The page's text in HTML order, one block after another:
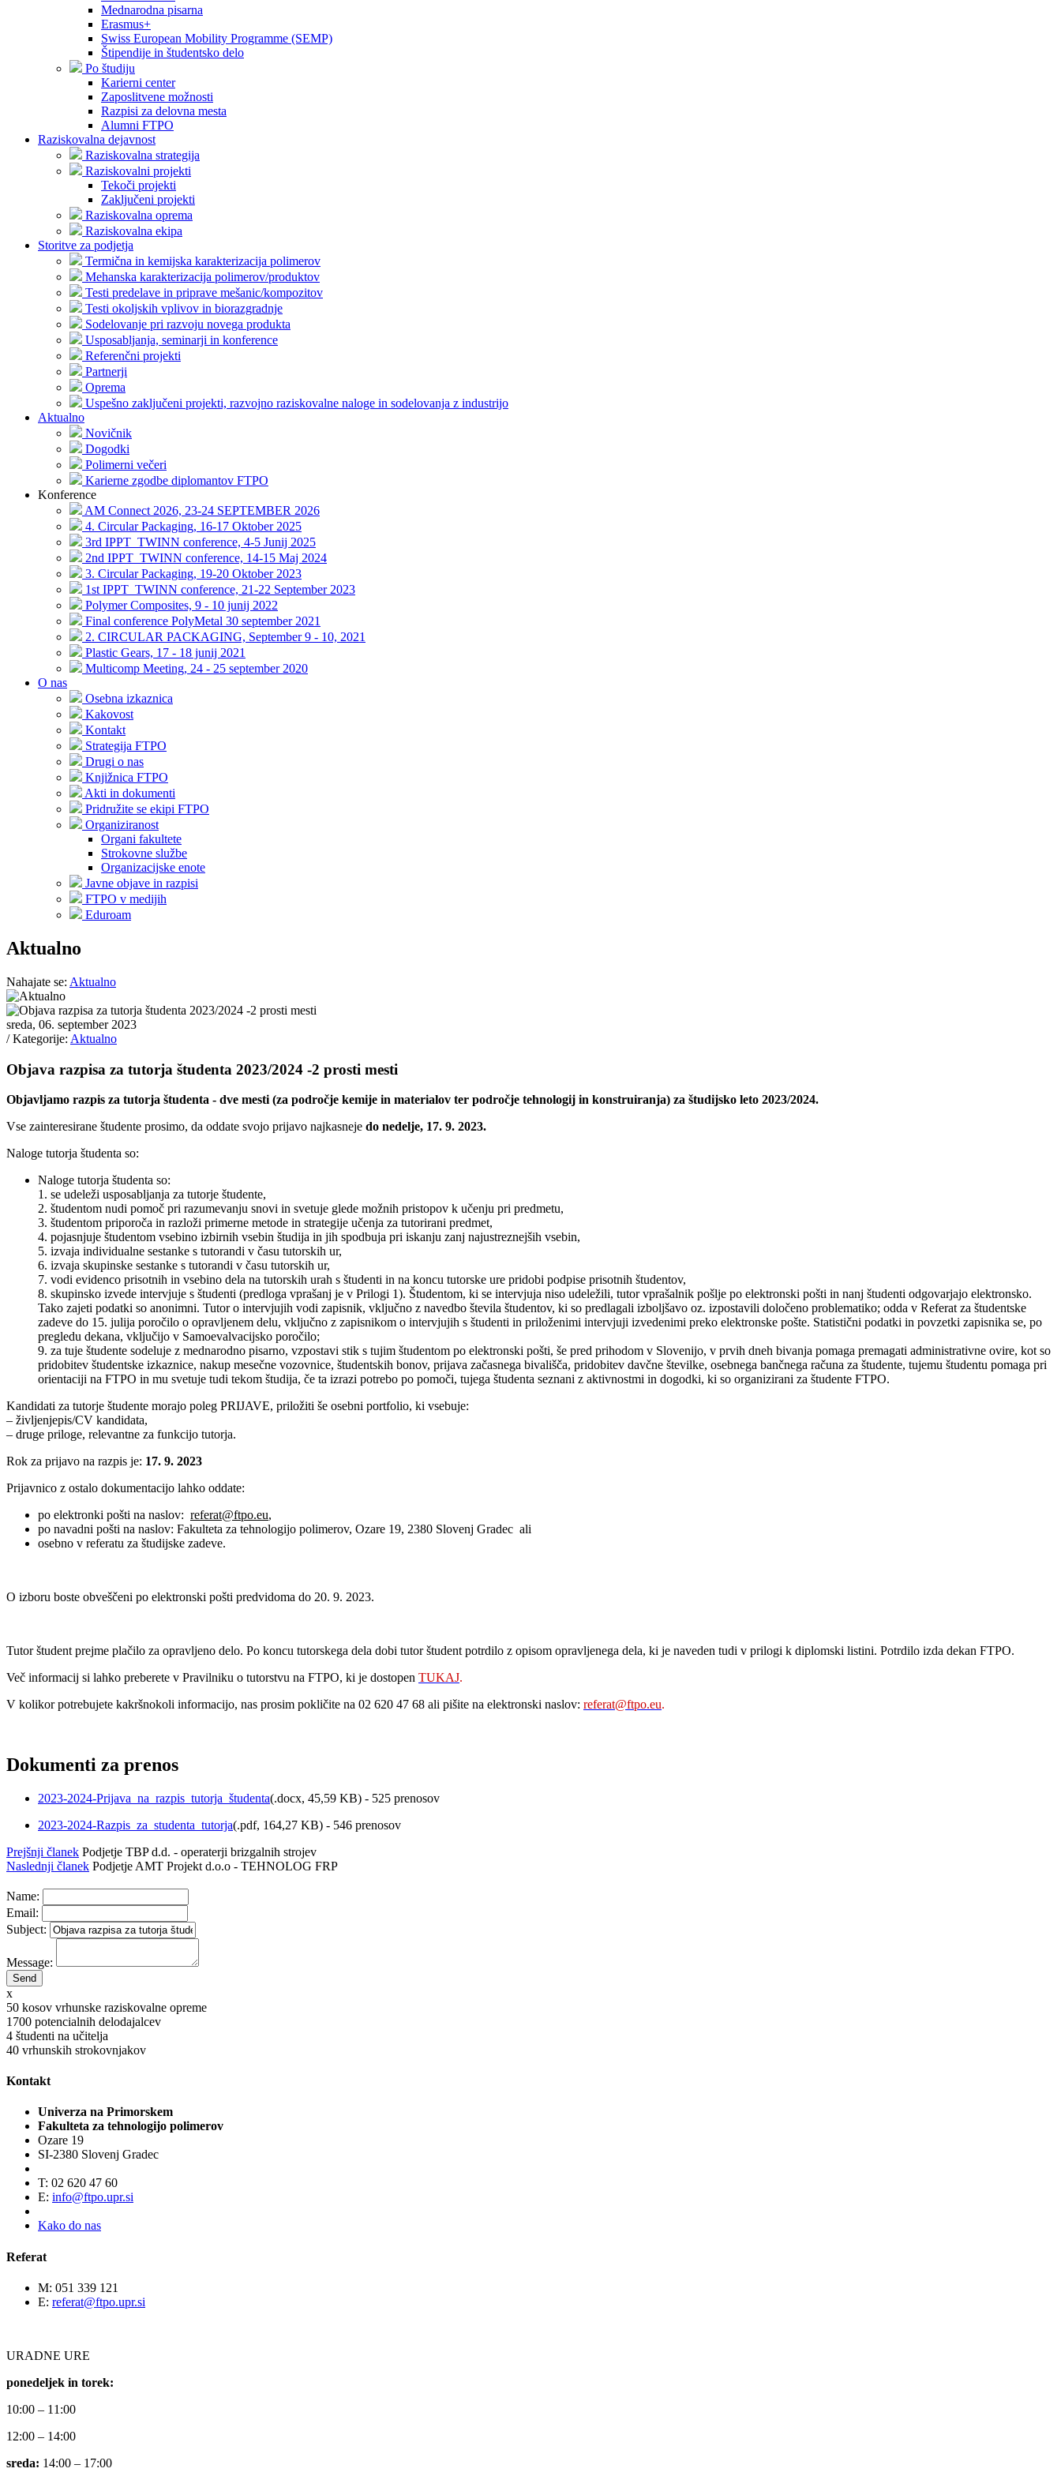
Mednarodna pisarna
Erasmus+
Swiss European Mobility Programme (SEMP)
Štipendije in študentsko delo
Po študiju
Karierni center
Zaposlitvene možnosti
Razpisi za delovna mesta
Alumni FTPO
Raziskovalna dejavnost
Raziskovalna strategija
Raziskovalni projekti
Tekoči projekti
Zaključeni projekti
Raziskovalna oprema
Raziskovalna ekipa
Storitve za podjetja
Termična in kemijska karakterizacija polimerov
Mehanska karakterizacija polimerov/produktov
Testi predelave in priprave mešanic/kompozitov
Testi okoljskih vplivov in biorazgradnje
Sodelovanje pri razvoju novega produkta
Usposabljanja, seminarji in konference
Referenčni projekti
Partnerji
Oprema
Uspešno zaključeni projekti, razvojno raziskovalne naloge in sodelovanja z industrijo
Aktualno
Novičnik
Dogodki
Polimerni večeri
Karierne zgodbe diplomantov FTPO
Konference
AM Connect 2026, 23-24 SEPTEMBER 2026
4. Circular Packaging, 16-17 Oktober 2025
3rd IPPT_TWINN conference, 4-5 Junij 2025
2nd IPPT_TWINN conference, 14-15 Maj 2024
3. Circular Packaging, 19-20 Oktober 2023
1st IPPT_TWINN conference, 21-22 September 2023
Polymer Composites, 9 - 10 junij 2022
Final conference PolyMetal 30 september 2021
2. CIRCULAR PACKAGING, September 9 - 10, 2021
Plastic Gears, 17 - 18 junij 2021
Multicomp Meeting, 24 - 25 september 2020
O nas
Osebna izkaznica
Kakovost
Kontakt
Strategija FTPO
Drugi o nas
Knjižnica FTPO
Akti in dokumenti
Pridružite se ekipi FTPO
Organiziranost
Organi fakultete
Strokovne službe
Organizacijske enote
Javne objave in razpisi
FTPO v medijih
Eduroam
Aktualno
Nahajate se: Aktualno
sreda, 06. september 2023
/ Kategorije: Aktualno
Objava razpisa za tutorja študenta 2023/2024 -2 prosti mesti
Objavljamo razpis za tutorja študenta - dve mesti (za področje kemije in materialov ter področje tehnologij in konstruiranja) za študijsko leto 2023/2024.
Vse zainteresirane študente prosimo, da oddate svojo prijavo najkasneje do nedelje, 17. 9. 2023.
Naloge tutorja študenta so:
Naloge tutorja študenta so:
1. se udeleži usposabljanja za tutorje študente,
2. študentom nudi pomoč pri razumevanju snovi in svetuje glede možnih pristopov k učenju pri predmetu,
3. študentom priporoča in razloži primerne metode in strategije učenja za tutorirani predmet,
4. pojasnjuje študentom vsebino izbirnih vsebin študija in jih spodbuja pri iskanju zanj najustreznejših vsebin,
5. izvaja individualne sestanke s tutorandi v času tutorskih ur,
6. izvaja skupinske sestanke s tutorandi v času tutorskih ur,
7. vodi evidenco prisotnih in vsebino dela na tutorskih urah s študenti in na koncu tutorske ure pridobi podpise prisotnih študentov,
8. skupinsko izvede intervjuje s študenti (predloga vprašanj je v Prilogi 1). Študentom, ki se intervjuja niso udeležili, tutor vprašalnik pošlje po elektronski pošti in nanj študenti odgovarjajo elektronsko.
Tako zajeti podatki so anonimni. Tutor o intervjujih vodi zapisnik, vključno z navedbo števila študentov, ki so predlagali izboljšavo oz. izpostavili določeno problematiko; odda v Referat za študentske
zadeve do 15. julija poročilo o opravljenem delu, vključno z zapisnikom o intervjujih s študenti in priloženimi intervjuji izvedenimi preko elektronske pošte. Statistični podatki in povzetki zapisnika se, po
pregledu dekana, vključijo v Samoevalvacijsko poročilo;
9. za tuje študente sodeluje z mednarodno pisarno, vzpostavi stik s tujim študentom po elektronski pošti, še pred prihodom v Slovenijo, v prvih dneh bivanja pomaga premagati administrativne ovire, kot so
pridobitev študentske izkaznice, nakup mesečne vozovnice, študentskih bonov, prijava začasnega bivališča, pridobitev davčne številke, osebnega bančnega računa za študente, tujemu študentu pomaga pri
orientaciji na FTPO in mu svetuje tudi tekom študija, če ta izrazi potrebo po pomoči, tujega študenta seznani z aktivnostmi in dogodki, ki so organizirani za študente FTPO.
Kandidati za tutorje študente morajo poleg PRIJAVE, priložiti še osebni portfolio, ki vsebuje:
– življenjepis/CV kandidata,
– druge priloge, relevantne za funkcijo tutorja.
Rok za prijavo na razpis je: 17. 9. 2023
Prijavnico z ostalo dokumentacijo lahko oddate:
po elektronki pošti na naslov: referat@ftpo.eu,
po navadni pošti na naslov: Fakulteta za tehnologijo polimerov, Ozare 19, 2380 Slovenj Gradec ali
osebno v referatu za študijske zadeve.
O izboru boste obveščeni po elektronski pošti predvidoma do 20. 9. 2023.
Tutor študent prejme plačilo za opravljeno delo. Po koncu tutorskega dela dobi tutor študent potrdilo z opisom opravljenega dela, ki je naveden tudi v prilogi k diplomski listini. Potrdilo izda dekan FTPO.
Več informacij si lahko preberete v Pravilniku o tutorstvu na FTPO, ki je dostopen TUKAJ.
V kolikor potrebujete kakršnokoli informacijo, nas prosim pokličite na 02 620 47 68 ali pišite na elektronski naslov: referat@ftpo.eu.
Dokumenti za prenos
2023-2024-Prijava_na_razpis_tutorja_študenta(.docx, 45,59 KB) - 525 prenosov
2023-2024-Razpis_za_studenta_tutorja(.pdf, 164,27 KB) - 546 prenosov
Prejšnji članek Podjetje TBP d.d. - operaterji brizgalnih strojev
Naslednji članek Podjetje AMT Projekt d.o.o - TEHNOLOG FRP
Name:
Email:
Subject:
Message:
x
50 kosov vrhunske raziskovalne opreme
1700 potencialnih delodajalcev
4 študenti na učitelja
40 vrhunskih strokovnjakov
Kontakt
Univerza na Primorskem
Fakulteta za tehnologijo polimerov
Ozare 19
SI-2380 Slovenj Gradec
T: 02 620 47 60
E: info@ftpo.upr.si
Kako do nas
Referat
M: 051 339 121
E: referat@ftpo.upr.si
URADNE URE
ponedeljek in torek:
10:00 – 11:00
12:00 – 14:00
sreda: 14:00 – 17:00